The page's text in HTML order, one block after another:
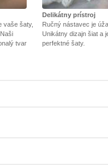
vaše šaty,
tvar
Delikátny prístroj
Ručný nástavec je
Unikátny dizajn šiat a
perfektné šaty.